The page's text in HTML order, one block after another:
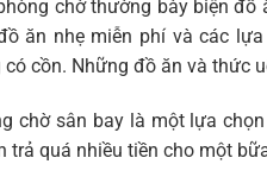
chờ thường bày biện
ăn nhẹ miễn phí và các
có cồn. Những đồ ăn và thức
chờ sân bay là một lựa
trả quá nhiều tiền cho một